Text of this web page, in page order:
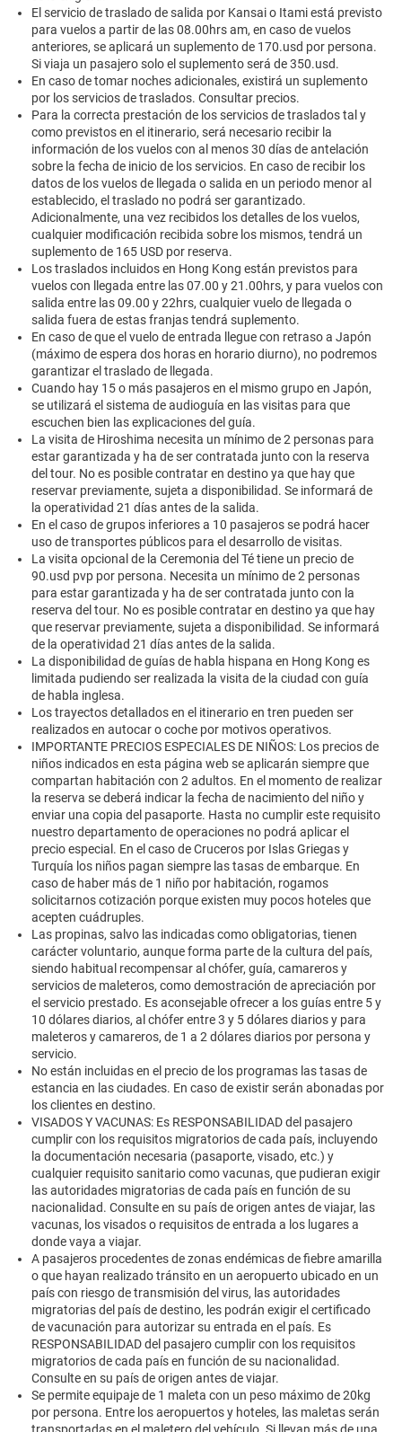
El servicio de traslado de salida por Kansai o Itami está previsto
para vuelos a partir de las 08.00hrs am, en caso de vuelos
anteriores, se aplicará un suplemento de 170.usd por persona.
Si viaja un pasajero solo el suplemento será de 350.usd.
En caso de tomar noches adicionales, existirá un suplemento
por los servicios de traslados. Consultar precios.
Para la correcta prestación de los servicios de traslados tal y
como previstos en el itinerario, será necesario recibir la
información de los vuelos con al menos 30 días de antelación
sobre la fecha de inicio de los servicios. En caso de recibir los
datos de los vuelos de llegada o salida en un periodo menor al
establecido, el traslado no podrá ser garantizado.
Adicionalmente, una vez recibidos los detalles de los vuelos,
cualquier modificación recibida sobre los mismos, tendrá un
suplemento de 165 USD por reserva.
Los traslados incluidos en Hong Kong están previstos para
vuelos con llegada entre las 07.00 y 21.00hrs, y para vuelos con
salida entre las 09.00 y 22hrs, cualquier vuelo de llegada o
salida fuera de estas franjas tendrá suplemento.
En caso de que el vuelo de entrada llegue con retraso a Japón
(máximo de espera dos horas en horario diurno), no podremos
garantizar el traslado de llegada.
Cuando hay 15 o más pasajeros en el mismo grupo en Japón,
se utilizará el sistema de audioguía en las visitas para que
escuchen bien las explicaciones del guía.
La visita de Hiroshima necesita un mínimo de 2 personas para
estar garantizada y ha de ser contratada junto con la reserva
del tour. No es posible contratar en destino ya que hay que
reservar previamente, sujeta a disponibilidad. Se informará de
la operatividad 21 días antes de la salida.
En el caso de grupos inferiores a 10 pasajeros se podrá hacer
uso de transportes públicos para el desarrollo de visitas.
La visita opcional de la Ceremonia del Té tiene un precio de
90.usd pvp por persona. Necesita un mínimo de 2 personas
para estar garantizada y ha de ser contratada junto con la
reserva del tour. No es posible contratar en destino ya que hay
que reservar previamente, sujeta a disponibilidad. Se informará
de la operatividad 21 días antes de la salida.
La disponibilidad de guías de habla hispana en Hong Kong es
limitada pudiendo ser realizada la visita de la ciudad con guía
de habla inglesa.
Los trayectos detallados en el itinerario en tren pueden ser
realizados en autocar o coche por motivos operativos.
IMPORTANTE PRECIOS ESPECIALES DE NIÑOS: Los precios de
niños indicados en esta página web se aplicarán siempre que
compartan habitación con 2 adultos. En el momento de realizar
la reserva se deberá indicar la fecha de nacimiento del niño y
enviar una copia del pasaporte. Hasta no cumplir este requisito
nuestro departamento de operaciones no podrá aplicar el
precio especial. En el caso de Cruceros por Islas Griegas y
Turquía los niños pagan siempre las tasas de embarque. En
caso de haber más de 1 niño por habitación, rogamos
solicitarnos cotización porque existen muy pocos hoteles que
acepten cuádruples.
Las propinas, salvo las indicadas como obligatorias, tienen
carácter voluntario, aunque forma parte de la cultura del país,
siendo habitual recompensar al chófer, guía, camareros y
servicios de maleteros, como demostración de apreciación por
el servicio prestado. Es aconsejable ofrecer a los guías entre 5 y
10 dólares diarios, al chófer entre 3 y 5 dólares diarios y para
maleteros y camareros, de 1 a 2 dólares diarios por persona y
servicio.
No están incluidas en el precio de los programas las tasas de
estancia en las ciudades. En caso de existir serán abonadas por
los clientes en destino.
VISADOS Y VACUNAS: Es RESPONSABILIDAD del pasajero
cumplir con los requisitos migratorios de cada país, incluyendo
la documentación necesaria (pasaporte, visado, etc.) y
cualquier requisito sanitario como vacunas, que pudieran exigir
las autoridades migratorias de cada país en función de su
nacionalidad. Consulte en su país de origen antes de viajar, las
vacunas, los visados o requisitos de entrada a los lugares a
donde vaya a viajar.
A pasajeros procedentes de zonas endémicas de fiebre amarilla
o que hayan realizado tránsito en un aeropuerto ubicado en un
país con riesgo de transmisión del virus, las autoridades
migratorias del país de destino, les podrán exigir el certificado
de vacunación para autorizar su entrada en el país. Es
RESPONSABILIDAD del pasajero cumplir con los requisitos
migratorios de cada país en función de su nacionalidad.
Consulte en su país de origen antes de viajar.
Se permite equipaje de 1 maleta con un peso máximo de 20kg
por persona. Entre los aeropuertos y hoteles, las maletas serán